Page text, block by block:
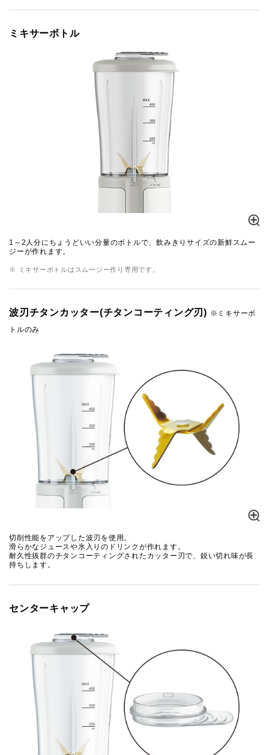
ミキサーボトル
1～2人分にちょうどいい分量のボトルで、飲みきりサイズの新鮮スムー
ジーが作れます。
※ ミキサーボトルはスムージー作り専用です。
波刃チタンカッター(チタンコーティング刃) ※ミキサーボ
トルのみ
切削性能をアップした波刃を使用。
滑らかなジュースや氷入りのドリンクが作れます。
耐久性抜群のチタンコーティングされたカッター刃で、鋭い切れ味が長
持ちします。
センターキャップ